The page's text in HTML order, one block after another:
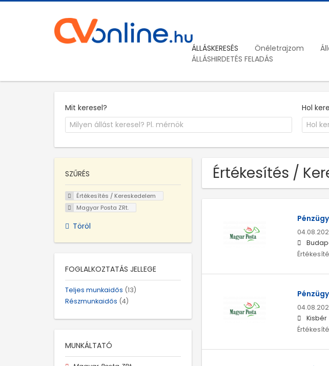
ÁLLÁSKERESÉS Önéletrajzom
ÁLLÁSHIRDETÉS FELADÁS
Mit keresel? Hol
Értékesítés /
Kisbér
SZŰRÉS
Értékesítés / Kereskedelem
Magyar Posta ZRt.
Töröl
FOGLALKOZTATÁS JELLEGE
Teljes munkaidős (13)
Részmunkaidős (4)
MUNKÁLTATÓ